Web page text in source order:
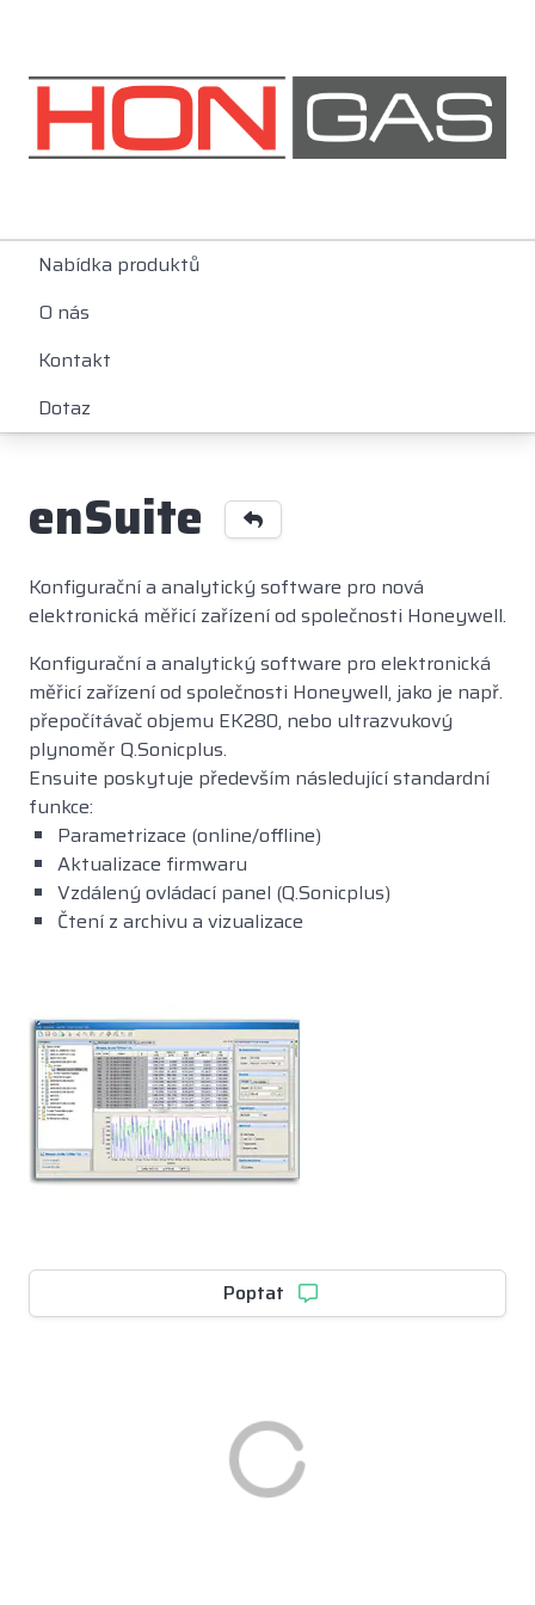
Nabídka produktů
O nás
Kontakt
Dotaz
enSuite
Konfigurační a analytický software pro nová
elektronická měřicí zařízení od společnosti Honeywell.
Konfigurační a analytický software pro elektronická
měřicí zařízení od společnosti Honeywell, jako je např.
přepočítávač objemu EK280, nebo ultrazvukový
plynoměr Q.Sonicplus.
Ensuite poskytuje především následující standardní
funkce:
Parametrizace (online/offline)
Aktualizace firmwaru
Vzdálený ovládací panel (Q.Sonicplus)
Čtení z archivu a vizualizace
Poptat